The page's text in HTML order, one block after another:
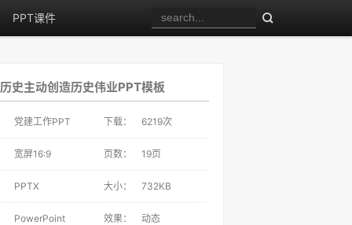
PPT课件
史主动创造历史伟业PPT模板
党建工作PPT 下载： 6219次
宽屏16:9 页数： 19页
PPTX 大小： 732KB
PowerPoint 效果： 动态